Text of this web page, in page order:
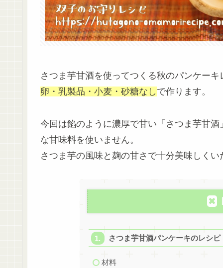
さつま芋甘酒を使ってつくる秋のパンケーキ
卵・乳製品・小麦・砂糖なし で作ります。
今回は餡のように濃厚で甘い「さつま芋甘
な甘味料を使いません。
さつま芋の風味と麹の甘さで十分美味しくい
さつま芋甘酒パンケーキのレシピ
材料